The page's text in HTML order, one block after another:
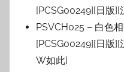
[PCSG00249][日版
PSVCH025 – 白色
[PCSG00249][日版][
W如此]